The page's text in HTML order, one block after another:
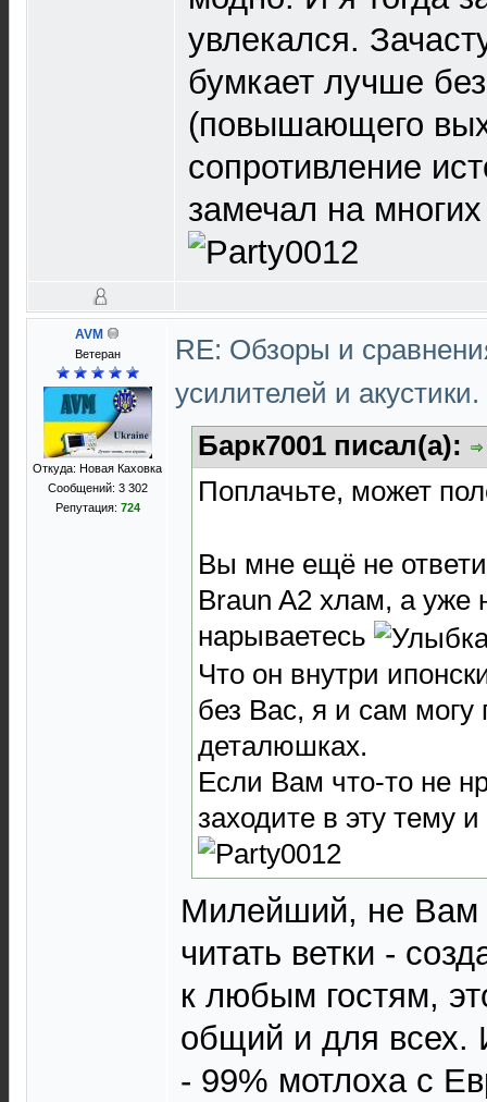
увлекался.
бумкает лучше
(повышающего
сопротивление
замечал на
AVM
Ветеран
Откуда: Новая Каховка
Сообщений: 3 302
Репутация: 724
RE: Обзоры и
усилителей и акустики.
Барк7001 писал(а):
Поплачьте, может
Вы мне ещё не
Braun A2 хлам, а уже
нарываетесь
Что он внутри
без Вас, я и сам могу
деталюшках.
Если Вам что-то не
заходите в эту тему
Милейший, не Вам
читать ветки -
к любым гостям,
общий и для всех.
- 99% мотлоха с